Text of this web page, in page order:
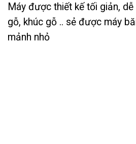
Máy được thiết kế tối giản,
gỗ, khúc gỗ .. sẻ được máy
mảnh nhỏ